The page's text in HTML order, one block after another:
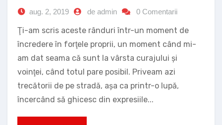
aug. 2, 2019 de admin 0 Comentarii
Ţi-am scris aceste rânduri într-un moment de
încredere în forţele proprii, un moment când mi-
am dat seama că sunt la vârsta curajului şi
voinţei, când totul pare posibil. Priveam azi
trecătorii de pe stradă, aşa ca printr-o lupă,
încercând să ghicesc din expresiile...